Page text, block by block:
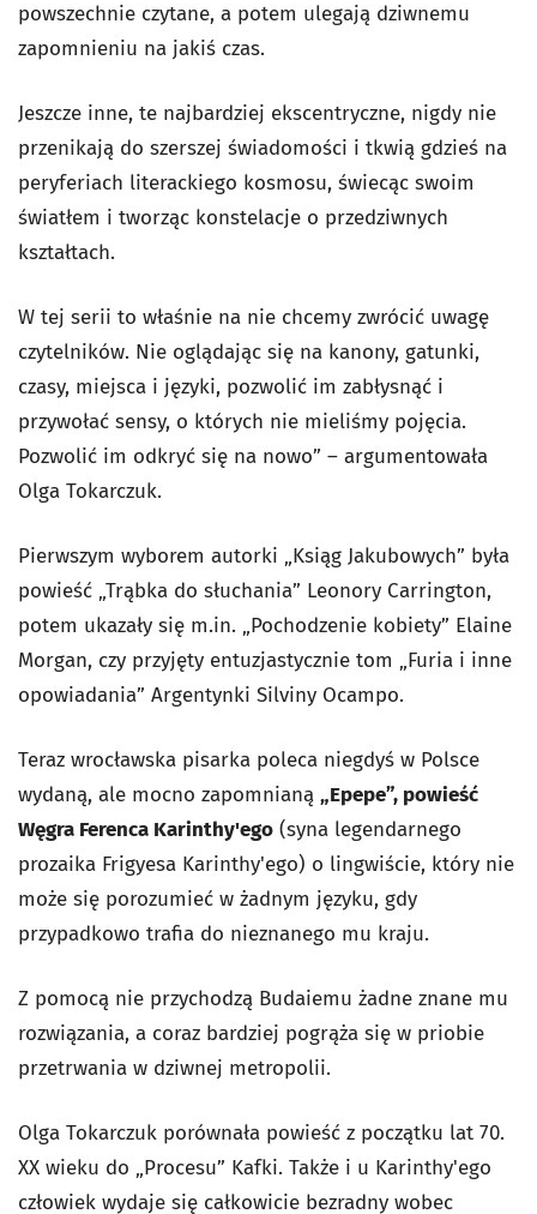
powszechnie czytane, a potem ulegają dziwnemu
zapomnieniu na jakiś czas.
Jeszcze inne, te najbardziej ekscentryczne, nigdy nie
przenikają do szerszej świadomości i tkwią gdzieś na
peryferiach literackiego kosmosu, świecąc swoim
światłem i tworząc konstelacje o przedziwnych
kształtach.
W tej serii to właśnie na nie chcemy zwrócić uwagę
czytelników. Nie oglądając się na kanony, gatunki,
czasy, miejsca i języki, pozwolić im zabłysnąć i
przywołać sensy, o których nie mieliśmy pojęcia.
Pozwolić im odkryć się na nowo” – argumentowała
Olga Tokarczuk.
Pierwszym wyborem autorki „Ksiąg Jakubowych” była
powieść „Trąbka do słuchania” Leonory Carrington,
potem ukazały się m.in. „Pochodzenie kobiety” Elaine
Morgan, czy przyjęty entuzjastycznie tom „Furia i inne
opowiadania” Argentynki Silviny Ocampo.
Teraz wrocławska pisarka poleca niegdyś w Polsce
wydaną, ale mocno zapomnianą „Epepe”, powieść
Węgra Ferenca Karinthy'ego (syna legendarnego
prozaika Frigyesa Karinthy'ego) o lingwiście, który nie
może się porozumieć w żadnym języku, gdy
przypadkowo trafia do nieznanego mu kraju.
Z pomocą nie przychodzą Budaiemu żadne znane mu
rozwiązania, a coraz bardziej pogrąża się w priobie
przetrwania w dziwnej metropolii.
Olga Tokarczuk porównała powieść z początku lat 70.
XX wieku do „Procesu” Kafki. Także i u Karinthy'ego
człowiek wydaje się całkowicie bezradny wobec